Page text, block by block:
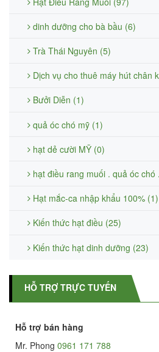
dinh dưỡng cho bà bầu (6)
Trà Thái Nguyên (5)
Dịch vụ cho thuê máy hút chân
Bưởi Diễn (1)
quả óc chó mỹ (1)
hạt dẻ cười MỸ (0)
hạt điều rang muối . quả óc chó
Hạt mắc-ca nhập khẩu 100% (1)
Kiến thức hạt điều (25)
Kiến thức hạt dinh dưỡng (23)
HỖ TRỢ TRỰC TUYẾN
Hỗ trợ bán hàng
Mr. Phong 0961 171 788